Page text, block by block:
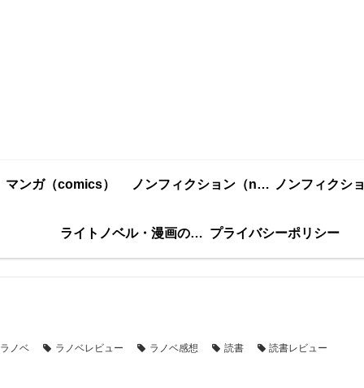
マンガ（comics） ノンフィクション（nonfiction）更新順
ライトノベル・漫画の感想・ネタバレまとめ｜こもの読書感想 プライバシーポリシー
ラノベ ラノベレビュー ラノベ感想 読書 読書レビュー